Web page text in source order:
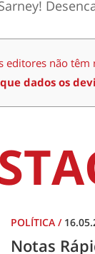
editores não
dados os
POLÍTICA /
Notas